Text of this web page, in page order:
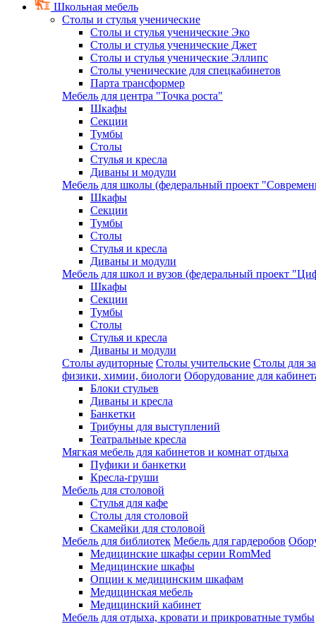
Школьная мебель
Столы и стулья ученические
Столы и стулья ученические Эко
Столы и стулья ученические Джет
Столы и стулья ученические Эллипс
Столы ученические для спецкабинетов
Парта трансформер
Мебель для центра "Точка роста"
Шкафы
Секции
Тумбы
Столы
Стулья и кресла
Диваны и модули
Мебель для школы (федеральный проект
Шкафы
Секции
Тумбы
Столы
Стулья и кресла
Диваны и модули
Мебель для школ и вузов (федеральный проект
Шкафы
Секции
Тумбы
Столы
Стулья и кресла
Диваны и модули
Столы аудиторные Столы учительские Столы для
физики, химии, биологи Оборудование для
Блоки стульев
Диваны и кресла
Банкетки
Трибуны для выступлений
Театральные кресла
Мягкая мебель для кабинетов и комнат отдыха
Пуфики и банкетки
Кресла-груши
Мебель для столовой
Cтулья для кафе
Cтолы для столовой
Скамейки для столовой
Мебель для библиотек Мебель для гардеробов
Медицинские шкафы серии RomMed
Медицинские шкафы
Опции к медицинским шкафам
Медицинская мебель
Медицинский кабинет
Мебель для отдыха, кровати и прикроватные тумбы